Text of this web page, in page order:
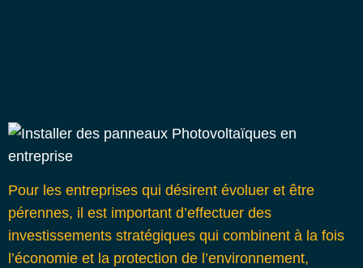
Pour les entreprises qui désirent évoluer et être
pérennes, il est important d’effectuer des
investissements stratégiques qui combinent à la fois
l’économie et la protection de l’environnement,